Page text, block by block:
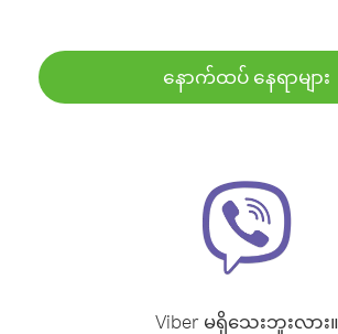
နောက်ထပ် နေရာများ
Viber မရှိသေးဘူးလား။